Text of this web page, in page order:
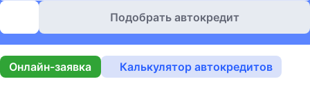
Подобрать автокредит
Онлайн-заявка Калькулятор автокредитов